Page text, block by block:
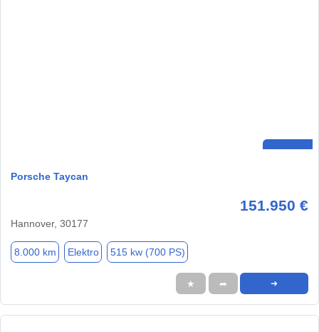
Porsche Taycan
151.950 €
Hannover, 30177
8.000 km Elektro 515 kw (700 PS)
★ ➦ ➜